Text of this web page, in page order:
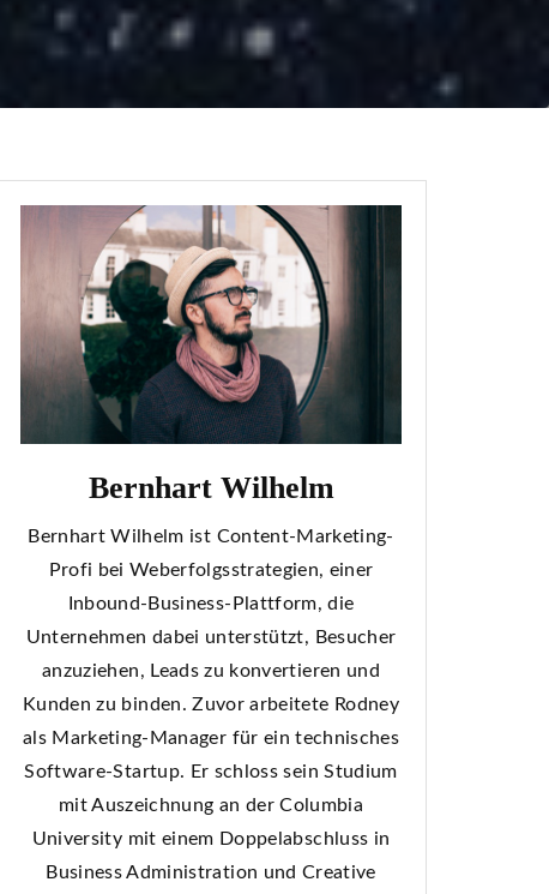
Bernhart Wilhelm
Bernhart Wilhelm ist Content-Marketing-
Profi bei Weberfolgsstrategien, einer
Inbound-Business-Plattform, die
Unternehmen dabei unterstützt, Besucher
anzuziehen, Leads zu konvertieren und
Kunden zu binden. Zuvor arbeitete Rodney
als Marketing-Manager für ein technisches
Software-Startup. Er schloss sein Studium
mit Auszeichnung an der Columbia
University mit einem Doppelabschluss in
Business Administration und Creative